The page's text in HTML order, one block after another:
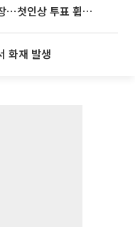
‘나솔사계’ 국화, 결별 후 재등장⋯첫인상 투표 휩쓸고 ‘인기녀’ 등극
화재 발생